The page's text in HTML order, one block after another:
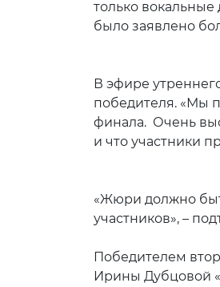
только
было
В эфире
победителя. «Мы
финала. Очень
и что участники
«Жюри должно
участников», –
Победителем
Ирины